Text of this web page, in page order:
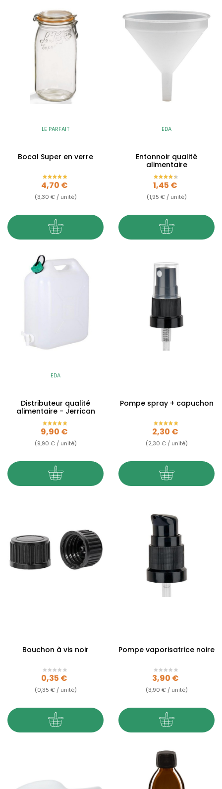
LE PARFAIT
Bocal Super en verre
Prix
4,70 €
(3,30 € / unité)
EDA
Entonnoir qualité
alimentaire
Prix
1,45 €
(1,95 € / unité)
EDA
Distributeur qualité
alimentaire - Jerrican
Prix
9,90 €
(9,90 € / unité)
Pompe spray + capuchon
Prix
2,30 €
(2,30 € / unité)
Bouchon à vis noir
Prix
0,35 €
(0,35 € / unité)
Pompe vaporisatrice noire
Prix
3,90 €
(3,90 € / unité)